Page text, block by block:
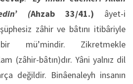
(Ahzab 33/41.) âyet-i
zâhir ve bâtını itibâriyle
mü’mindir. Zikretmekle
(zâhir-bâtın)dır. Yâni yalnız dil
değildir. Binâenaleyh insanın